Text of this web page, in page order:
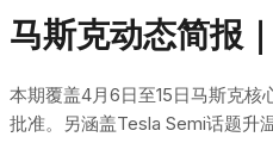
马斯克动态简报
本期覆盖4月6日至15日马斯克
批准。另涵盖Tesla Semi话题升